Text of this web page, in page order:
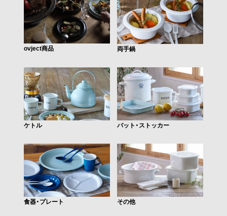
ovject商品 両手鍋
ケトル バット・ストッカー
食器・プレート その他